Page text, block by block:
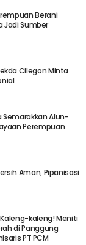
Berani
Jadi Sumber
Cilegon Minta
Alun-
Perempuan
Aman, Pipanisasi
Kaleng-kaleng! Meniti
di Panggung
PT PCM